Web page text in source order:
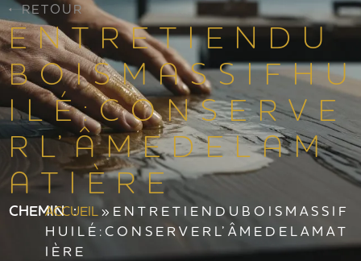
RETOUR
E N T R E T I E N D U
B O I S M A S S I F H U
I L É : C O N S E R V E
R L’ Â M E D E L A M
A T I È R E
CHEMIN :
ACCUEIL» E N T R E T I E N D U B O I S M A S S I F
H U I L É : C O N S E R V E R L’ Â M E D E L A M A T
I È R E